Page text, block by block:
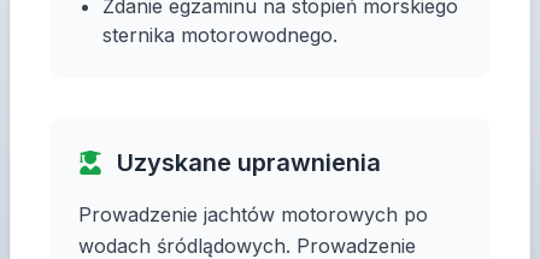
Zdanie egzaminu na stopień morskiego
sternika motorowodnego.
Uzyskane uprawnienia
Prowadzenie jachtów motorowych po
wodach śródlądowych. Prowadzenie